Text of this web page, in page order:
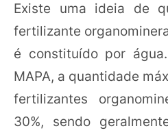
Existe uma ideia de
fertilizante
é constituído por
MAPA, a quantidade
fertilizantes
30%, sendo